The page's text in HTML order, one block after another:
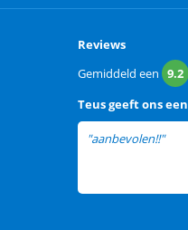
Reviews
Gemiddeld een 9.2
Teusgeeft ons een
"aanbevolen!!"